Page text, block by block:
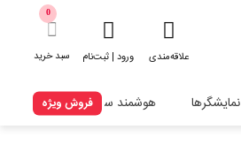
علاقه‌مندی ورود | ثبت‌نام
0
سبد خرید
نمایشگرها هوشمند سازیفروش ویژه